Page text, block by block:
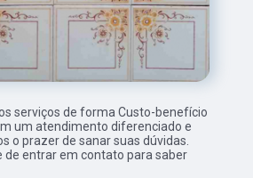
serviços de forma Custo-benefício
um atendimento diferenciado e
o prazer de sanar suas dúvidas.
de entrar em contato para saber